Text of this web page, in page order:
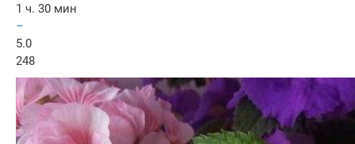
1 ч. 30 мин
–
5.0
248